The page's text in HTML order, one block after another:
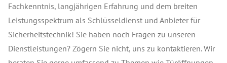
Fachkenntnis, langjährigen Erfahrung und dem breiten
Leistungsspektrum als Schlüsseldienst und Anbieter für
Sicherheitstechnik! Sie haben noch Fragen zu unseren
Dienstleistungen? Zögern Sie nicht, uns zu kontaktieren. Wir